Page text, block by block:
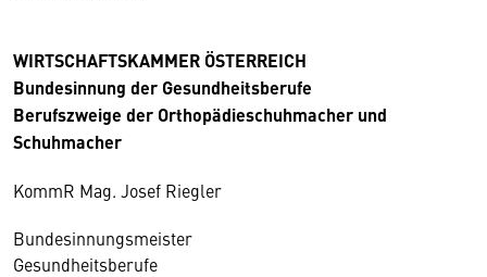
WIRTSCHAFTSKAMMER ÖSTERREICH
Bundesinnung der Gesundheitsberufe
Berufszweige der Orthopädieschuhmacher und
Schuhmacher
KommR Mag. Josef Riegler
Bundesinnungsmeister
Gesundheitsberufe